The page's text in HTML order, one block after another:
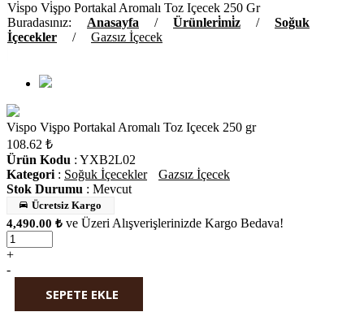
Vi̇spo Vi̇şpo Portakal Aromalı Toz Içecek 250 Gr
Buradasınız:
Anasayfa / Ürünleri̇mi̇z /
Soğuk
İçecekler
/ Gazsız İçecek
Vispo Vişpo Portakal Aromalı Toz Içecek 250 gr
108.62 ₺
Ürün Kodu : YXB2L02
Kategori : Soğuk İçecekler
Gazsız İçecek
Stok Durumu : Mevcut
Ücretsiz Kargo
4,490.00 ₺ ve Üzeri Alışverişlerinizde Kargo Bedava!
+
-
SEPETE EKLE